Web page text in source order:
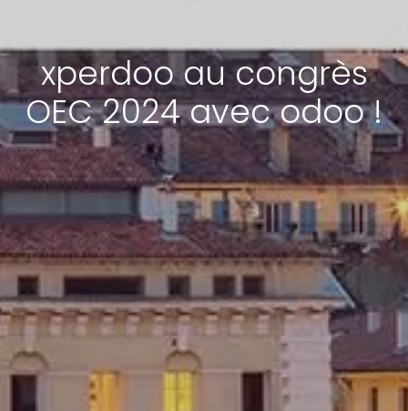
xperdoo au congrès
OEC 2024 avec odoo !